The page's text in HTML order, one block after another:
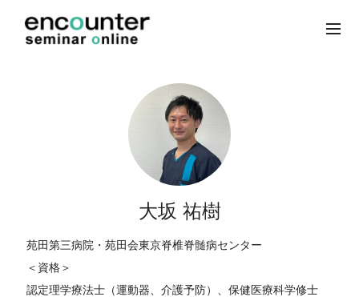
大坂 祐樹
苑田第三病院・苑田会東京脊椎脊髄病センター
＜資格＞
認定理学療法士（運動器、介護予防）、保健医療科学修士